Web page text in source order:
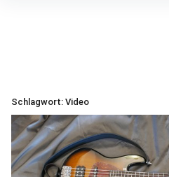
Schlagwort: Video